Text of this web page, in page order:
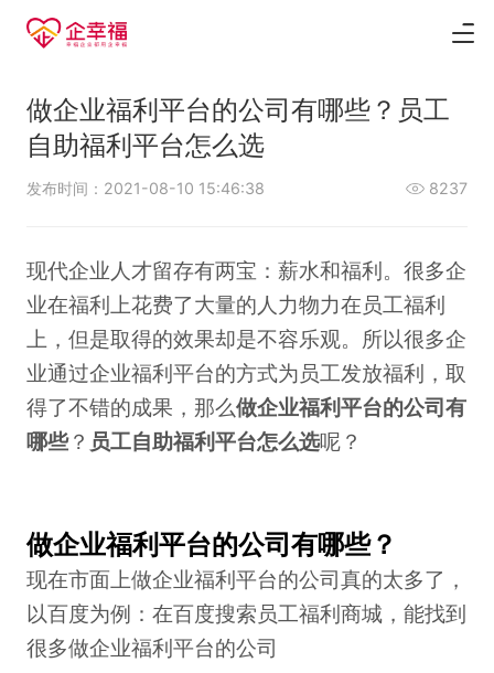
做企业福利平台的公司有哪些​？员工
自助福利平台怎么选
发布时间：2021-08-10 15:46:38 8237
现代企业人才留存有两宝：薪水和福利。很多企
业在福利上花费了大量的人力物力在员工福利
上，但是取得的效果却是不容乐观。所以很多企
业通过企业福利平台的方式为员工发放福利，取
得了不错的成果，那么做企业福利平台的公司有
哪些？ 员工自助福利平台怎么选呢？
做企业福利平台的公司有哪些？
现在市面上做企业福利平台的公司真的太多了，
以百度为例：在百度搜索员工福利商城，能找到
很多做企业福利平台的公司